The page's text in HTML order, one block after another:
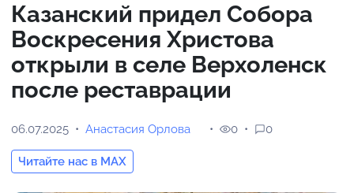
Казанский придел Собора
Воскресения Христова
открыли в селе Верхоленск
после реставрации
06.07.2025 Анастасия Орлова
Читайте нас в MAX
0 0